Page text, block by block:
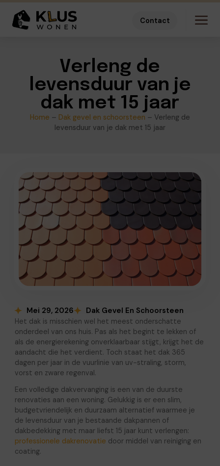
Contact
Verleng de
levensduur van je
dak met 15 jaar
Home – Dak gevel en schoorsteen – Verleng de
levensduur van je dak met 15 jaar
Mei 29, 2026 Dak Gevel En Schoorsteen
Het dak is misschien wel het meest onderschatte
onderdeel van ons huis. Pas als het begint te lekken of
als de energierekening onverklaarbaar stijgt, krijgt het de
aandacht die het verdient. Toch staat het dak 365
dagen per jaar in de vuurlinie van uv-straling, storm,
vorst en zware regenval.
Een volledige dakvervanging is een van de duurste
renovaties aan een woning. Gelukkig is er een slim,
budgetvriendelijk en duurzaam alternatief waarmee je
de levensduur van je bestaande dakpannen of
dakbedekking met maar liefst 15 jaar kunt verlengen:
professionele dakrenovatie door middel van reiniging en
coating.